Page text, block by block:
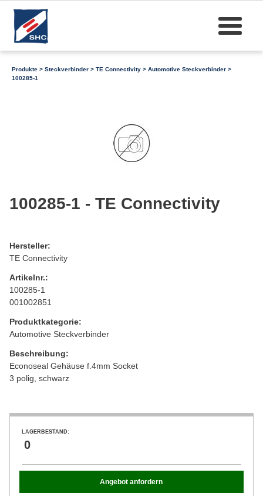
Produkte > Steckverbinder > TE Connectivity > Automotive Steckverbinder >
100285-1
100285-1 - TE Connectivity
Hersteller:
TE Connectivity
Artikelnr.:
100285-1
001002851
Produktkategorie:
Automotive Steckverbinder
Beschreibung:
Econoseal Gehäuse f.4mm Socket
3 polig, schwarz
LAGERBESTAND:
0
Angebot anfordern